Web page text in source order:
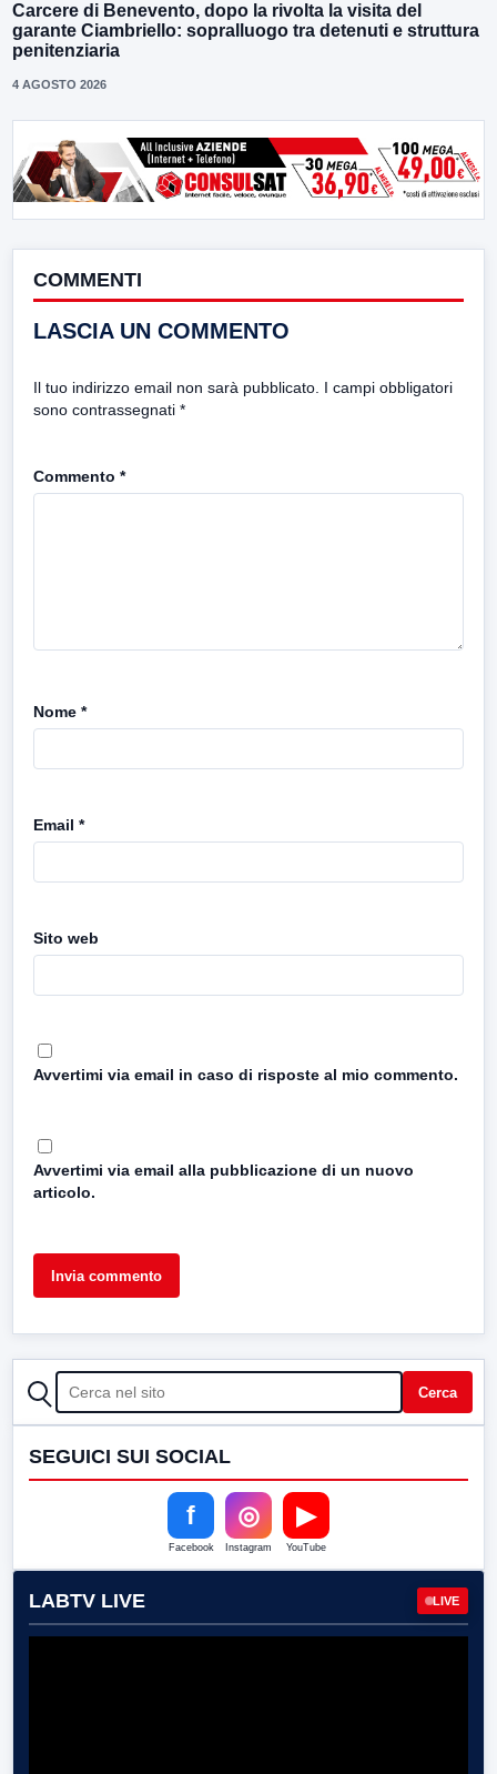
Carcere di Benevento, dopo la rivolta la visita del
garante Ciambriello: sopralluogo tra detenuti e struttura
penitenziaria
4 AGOSTO 2026
COMMENTI
LASCIA UN COMMENTO
Il tuo indirizzo email non sarà pubblicato. I campi obbligatori
sono contrassegnati *
Commento *
Nome *
Email *
Sito web
Avvertimi via email in caso di risposte al mio commento.
Avvertimi via email alla pubblicazione di un nuovo
articolo.
CERCA Cerca
SEGUICI SUI SOCIAL
f
Facebook
◎
Instagram
▶
YouTube
LABTV LIVE LIVE